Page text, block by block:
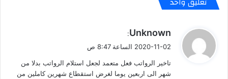
ي
ل
Unknown
:
2020-11-02 الساعة 8:47 ص
تاخير الرواتب فعل متعمد لجعل استلام الرواتب بدلا من
شهر الى اربعين يوما لغرض استقطاع شهرين كاملين من